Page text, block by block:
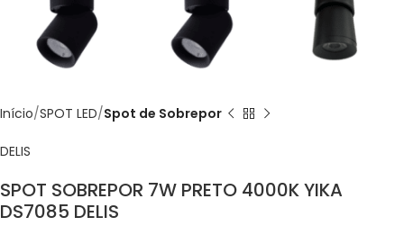
Início SPOT LED Spot de Sobrepor
DELIS
SPOT SOBREPOR 7W PRETO 4000K YIKA
DS7085 DELIS